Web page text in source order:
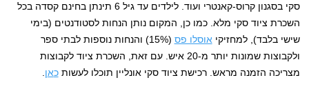
סקי בסגנון קרוס-קאנטרי ועוד. לילדים עד גיל 6 תינתן בחינם קסדה בכל
השכרת ציוד סקי מלא. כמו כן, המקום נותן הנחות לסטודנטים (בימי
שישי בלבד), למחזיקיאוסלו פס
(15%) והנחות נוספות לבתי ספר
ולקבוצות שמונות יותר מ-20 איש. עם זאת, השכרת ציוד לקבוצות
מצריכה הזמנה מראש. רכישת ציוד סקי אונליין תוכלו לעשותכאן.